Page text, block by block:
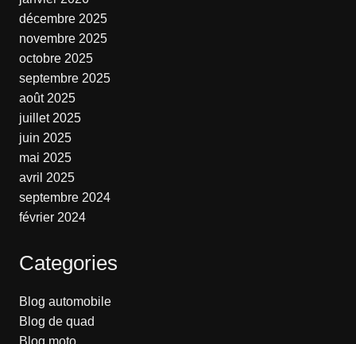
décembre 2025
novembre 2025
octobre 2025
septembre 2025
août 2025
juillet 2025
juin 2025
mai 2025
avril 2025
septembre 2024
février 2024
Categories
Blog automobile
Blog de quad
Blog moto